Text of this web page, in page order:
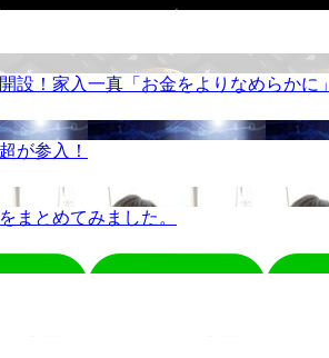
設！家入一真「お金をよりなめらかに」
が参入！
まとめてみました。